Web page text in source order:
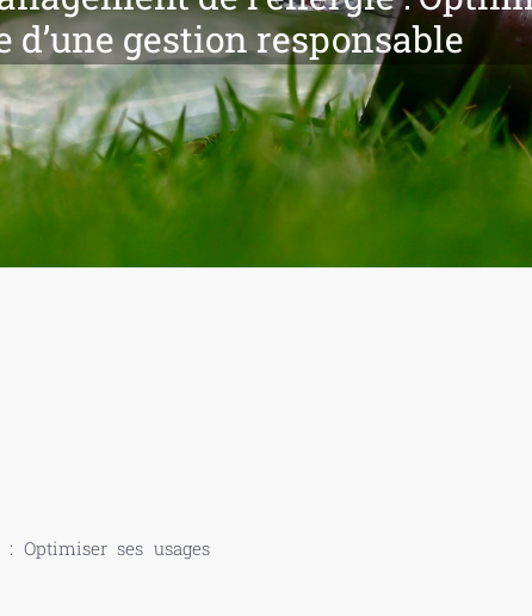
gestion responsable
Optimiser ses usages